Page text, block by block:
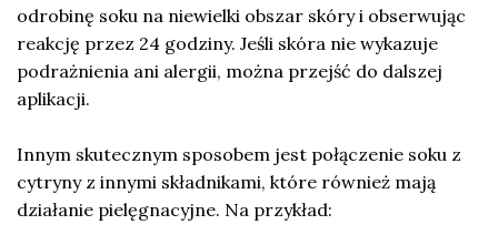
odrobinę soku na niewielki obszar skóry i obserwując
reakcję przez 24 godziny. Jeśli skóra nie wykazuje
podrażnienia ani alergii, można przejść do dalszej
aplikacji.
Innym skutecznym sposobem jest połączenie soku z
cytryny z innymi składnikami, które również mają
działanie pielęgnacyjne. Na przykład: